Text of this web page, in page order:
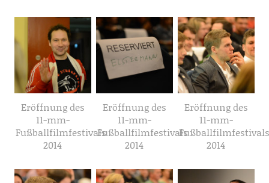
Eröffnung des
11-mm-
Fußballfilmfestivals
2014
Eröffnung des
11-mm-
Fußballfilmfestivals
2014
Eröffnung des
11-mm-
2014